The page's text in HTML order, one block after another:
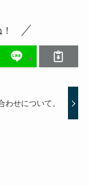
わせについて。